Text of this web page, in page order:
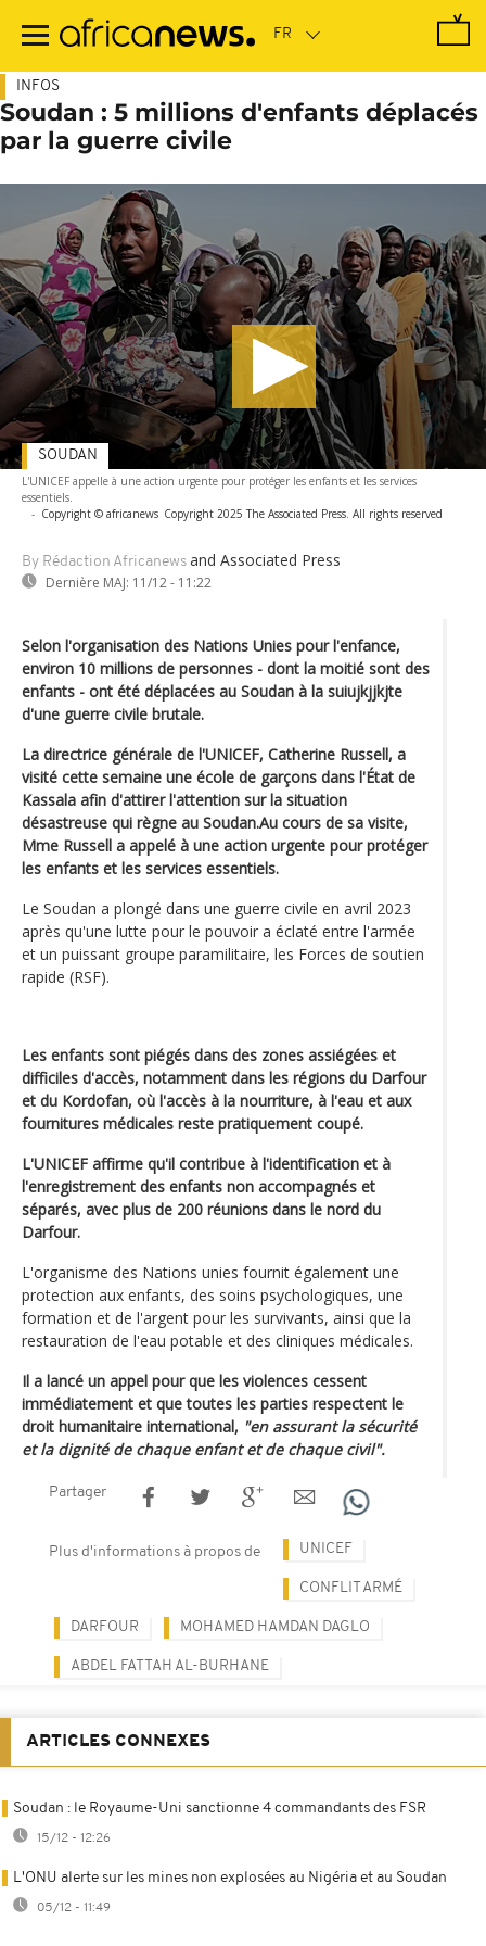
contenu
INFOS
Soudan : 5 millions d'enfants déplacés
par la guerre civile
L'UNICEF appelle à une action urgente pour protéger les enfants et les services
essentiels.
- Copyright © africanews Copyright 2025 The Associated Press. All rights reserved
By Rédaction Africanews and Associated Press
Dernière MAJ: 11/12 - 11:22
SOUDAN
Selon l'organisation des Nations Unies pour l'enfance,
environ 10 millions de personnes - dont la moitié sont des
enfants - ont été déplacées au Soudan à la suiujkjjkjte
d'une guerre civile brutale.
La directrice générale de l'UNICEF, Catherine Russell, a
visité cette semaine une école de garçons dans l'État de
Kassala afin d'attirer l'attention sur la situation
désastreuse qui règne au Soudan.Au cours de sa visite,
Mme Russell a appelé à une action urgente pour protéger
les enfants et les services essentiels.
Le Soudan a plongé dans une guerre civile en avril 2023
après qu'une lutte pour le pouvoir a éclaté entre l'armée
et un puissant groupe paramilitaire, les Forces de soutien
rapide (RSF).
Les enfants sont piégés dans des zones assiégées et
difficiles d'accès, notamment dans les régions du Darfour
et du Kordofan, où l'accès à la nourriture, à l'eau et aux
fournitures médicales reste pratiquement coupé.
L'UNICEF affirme qu'il contribue à l'identification et à
l'enregistrement des enfants non accompagnés et
séparés, avec plus de 200 réunions dans le nord du
Darfour.
L'organisme des Nations unies fournit également une
protection aux enfants, des soins psychologiques, une
formation et de l'argent pour les survivants, ainsi que la
restauration de l'eau potable et des cliniques médicales.
Il a lancé un appel pour que les violences cessent
immédiatement et que toutes les parties respectent le
droit humanitaire international, "en assurant la sécurité
et la dignité de chaque enfant et de chaque civil".
Partager
Plus d'informations à propos de UNICEF
CONFLIT ARMÉ
DARFOUR MOHAMED HAMDAN DAGLO
ABDEL FATTAH AL-BURHANE
ARTICLES CONNEXES
Soudan : le Royaume-Uni sanctionne 4 commandants des FSR
15/12 - 12:26
L'ONU alerte sur les mines non explosées au Nigéria et au Soudan
05/12 - 11:49